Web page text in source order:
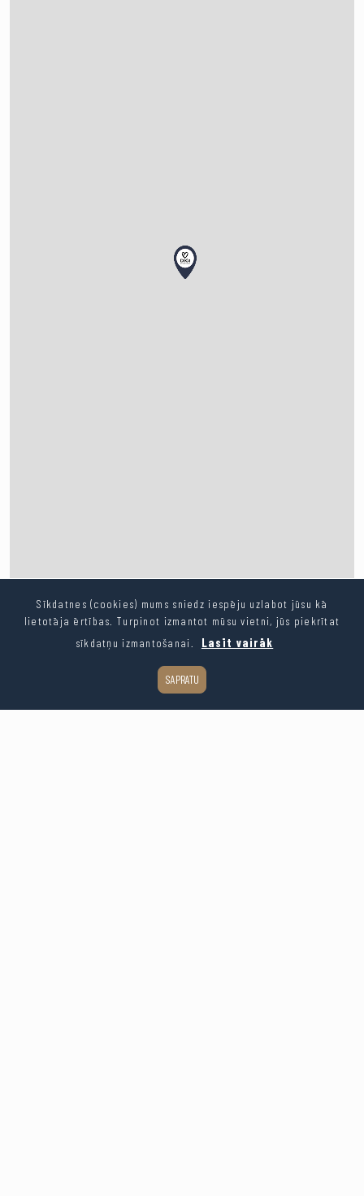
Sīkdatnes (cookies) mums sniedz iespēju uzlabot jūsu kā
lietotāja ērtības. Turpinot izmantot mūsu vietni, jūs piekrītat
sīkdatņu izmantošanai.
Lasīt vairāk
SAPRATU